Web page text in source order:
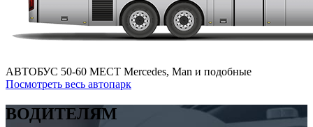
АВТОБУС 50-60 МЕСТ Mercedes, Man и подобные
Посмотреть весь автопарк
ВОДИТЕЛЯМ